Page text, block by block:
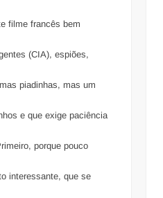
filme francês bem
(CIA), espiões,
piadinhas, mas um
e que exige paciência
porque pouco
interessante, que se